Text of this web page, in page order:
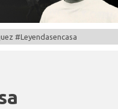
#Leyendasencasa